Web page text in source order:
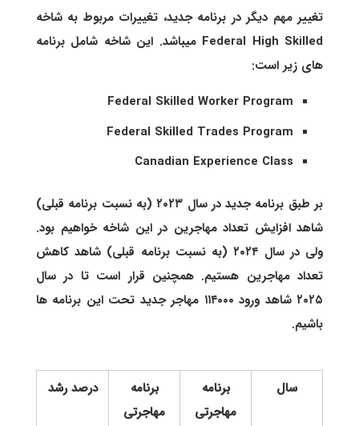
تغییر مهم دیگر در برنامه جدید، تغییرات مربوط به شاخه
Federal High Skilled میباشد. این شاخه شامل برنامه
های زیر است:
Federal Skilled Worker Program
Federal Skilled Trades Program
Canadian Experience Class
بر طبق برنامه جدید در سال ۲۰۲۳ (به نسبت برنامه قبلی)
شاهد افزایش تعداد مهاجرین در این شاخه خواهیم بود.
ولی در سال ۲۰۲۴ (به نسبت برنامه قبلی) شاهد کاهش
تعداد مهاجرین هستیم. همچنین قرار است تا در سال
۲۰۲۵ شاهد ورود ۱۱۴۰۰۰ مهاجر جدید تحت این برنامه ها
باشیم.
سال
برنامه
مهاجرتی
برنامه
مهاجرتی
درصد رشد